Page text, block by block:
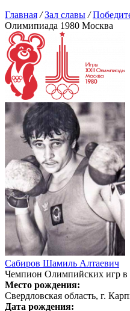
Главная / Зал славы /
Олимипиада 1980 Москва
Сабиров Шамиль Алтаевич
Чемпион Олимпийских игр в
Место рождения:
Свердловская область, г.
Дата рождения: